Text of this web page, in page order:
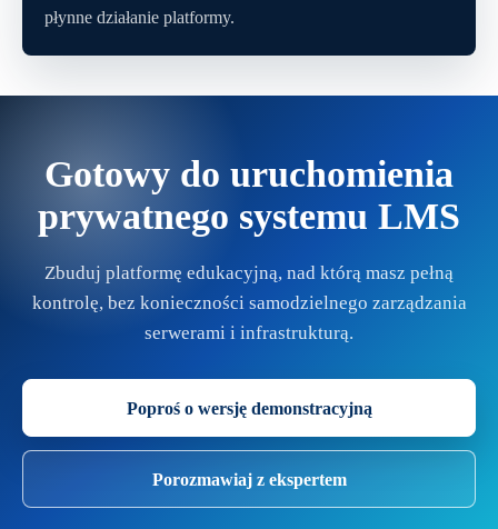
płynne działanie platformy.
Gotowy do uruchomienia
prywatnego systemu LMS
Zbuduj platformę edukacyjną, nad którą masz pełną
kontrolę, bez konieczności samodzielnego zarządzania
serwerami i infrastrukturą.
Poproś o wersję demonstracyjną
Porozmawiaj z ekspertem